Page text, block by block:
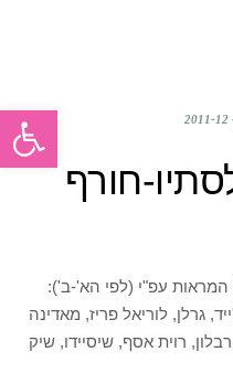
חורף
מראות האיפור לסתיו-חורף 2011-12 המראות עפ"י (לפי הא'-ב'):
גרלן, לוריאל פריז, מאדינה
רוית אסף, שיסיידו, שיק
פתח